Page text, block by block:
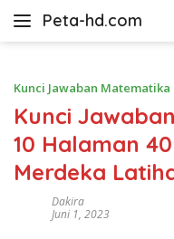
Peta-hd.com
Kumpulan
HD
Kunci Jawaban Matematika
Kunci
10 Halaman
Merdeka
Dakira
Juni 1, 2023